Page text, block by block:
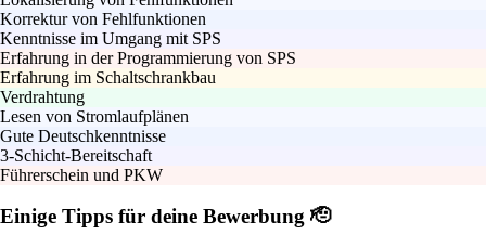
Korrektur von Fehlfunktionen
Kenntnisse im Umgang mit SPS
Erfahrung in der Programmierung von SPS
Erfahrung im Schaltschrankbau
Verdrahtung
Lesen von Stromlaufplänen
Gute Deutschkenntnisse
3-Schicht-Bereitschaft
Führerschein und PKW
Einige Tipps für deine Bewerbung 🫡